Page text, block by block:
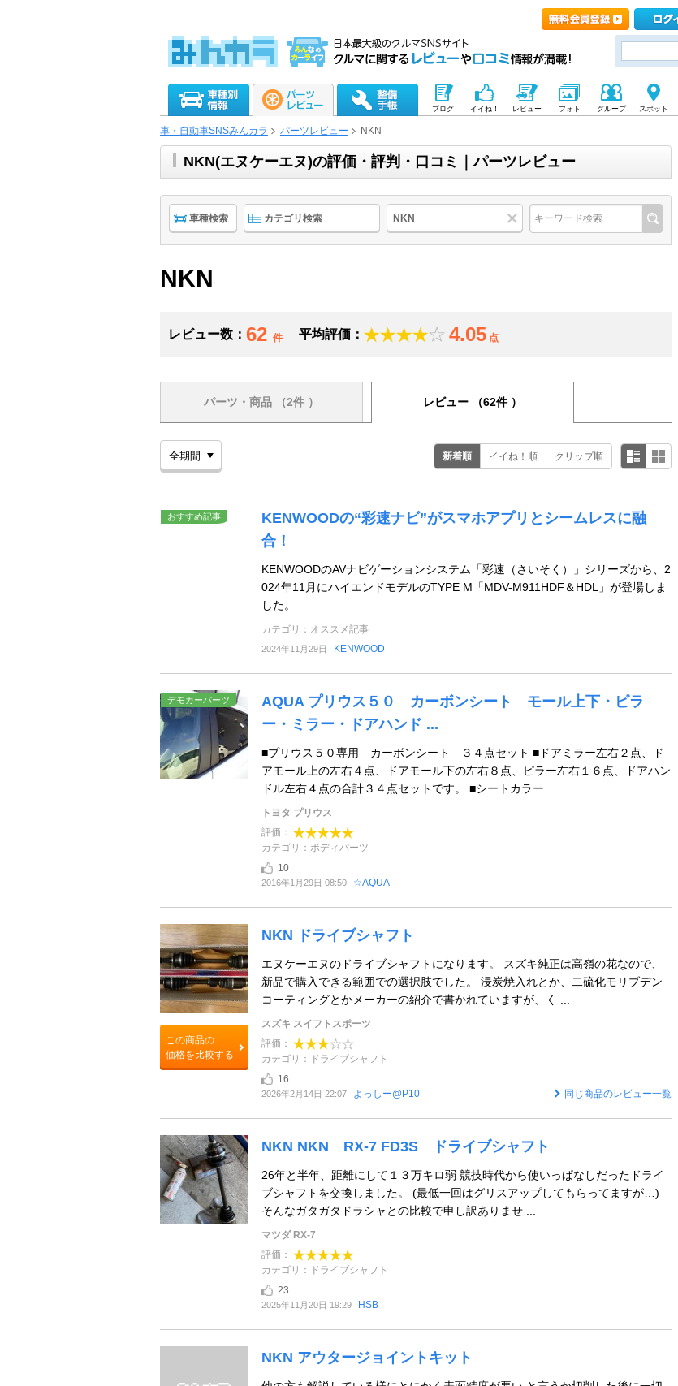
ブログ イイね！ レビュー フォト グループ スポット
車・自動車SNSみんカラ パーツレビュー NKN
NKN(エヌケーエヌ)の評価・評判・口コミ｜パーツレビュー
車種検索 カテゴリ検索 NKN
NKN
レビュー数： 62 件 平均評価： 4.05 点
パーツ・商品 （2件 ） レビュー （62件 ）
新着順 イイね！順 クリップ順
おすすめ記事
KENWOODの“彩速ナビ”がスマホアプリとシームレスに融
合！
KENWOODのAVナビゲーションシステム「彩速（さいそく）」シリーズから、2
024年11月にハイエンドモデルのTYPE M「MDV-M911HDF＆HDL」が登場しま
した。
カテゴリ：オススメ記事
2024年11月29日 KENWOOD
デモカーパーツ
AQUA プリウス５０ カーボンシート モール上下・ピラ
ー・ミラー・ドアハンド ...
■プリウス５０専用 カーボンシート ３４点セット ■ドアミラー左右２点、ド
アモール上の左右４点、ドアモール下の左右８点、ピラー左右１６点、ドアハン
ドル左右４点の合計３４点セットです。 ■シートカラー ...
トヨタ プリウス
評価：
カテゴリ：ボディパーツ
10
2016年1月29日 08:50 ☆AQUA
この商品の
価格を比較する
NKN ドライブシャフト
エヌケーエヌのドライブシャフトになります。 スズキ純正は高嶺の花なので、
新品で購入できる範囲での選択肢でした。 浸炭焼入れとか、二硫化モリブデン
コーティングとかメーカーの紹介で書かれていますが、く ...
スズキ スイフトスポーツ
評価：
カテゴリ：ドライブシャフト
16
2026年2月14日 22:07 よっしー@P10 同じ商品のレビュー一覧
NKN NKN RX-7 FD3S ドライブシャフト
26年と半年、距離にして１３万キロ弱 競技時代から使いっぱなしだったドライ
ブシャフトを交換しました。 (最低一回はグリスアップしてもらってますが…)
そんなガタガタドラシャとの比較で申し訳ありませ ...
マツダ RX-7
評価：
カテゴリ：ドライブシャフト
23
2025年11月20日 19:29 HSB
NKN アウタージョイントキット